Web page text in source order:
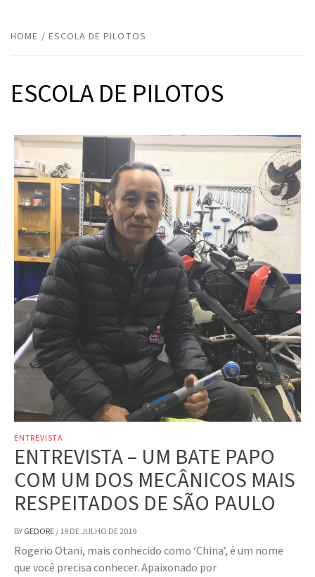
HOME ESCOLA DE PILOTOS
ESCOLA DE PILOTOS
ENTREVISTA
ENTREVISTA – UM BATE PAPO
COM UM DOS MECÂNICOS MAIS
RESPEITADOS DE SÃO PAULO
BYGEDORE/19 DE JULHO DE 2019
Rogerio Otani, mais conhecido como ‘China’, é um nome
que você precisa conhecer. Apaixonado por